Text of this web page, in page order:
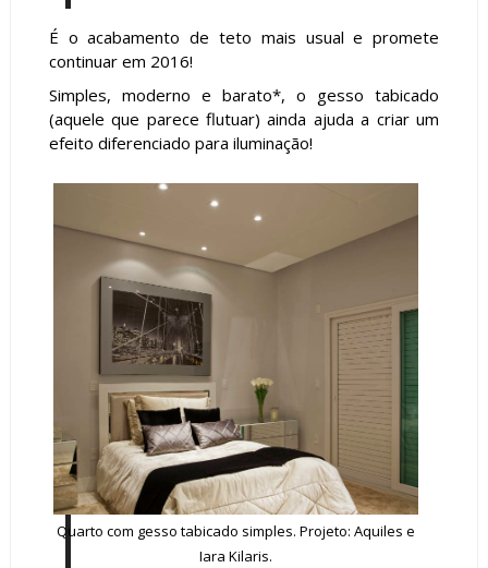
É o acabamento de teto mais usual e promete
continuar em 2016!
Simples, moderno e barato*, o gesso tabicado
(aquele que parece flutuar) ainda ajuda a criar um
efeito diferenciado para iluminação!
Quarto com gesso tabicado simples. Projeto: Aquiles e
Iara Kilaris.